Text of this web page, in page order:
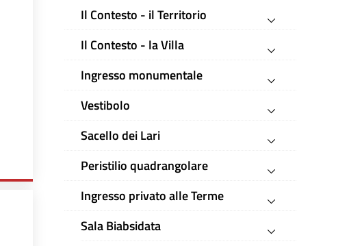
Il Contesto - il Territorio
Il Contesto - la Villa
Ingresso monumentale
Vestibolo
Sacello dei Lari
Peristilio quadrangolare
Ingresso privato alle Terme
Sala Biabsidata